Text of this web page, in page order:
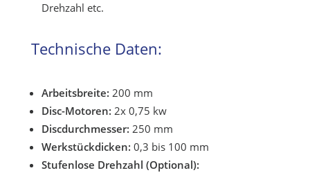
Drehzahl etc.
Technische Daten:
Arbeitsbreite: 200 mm
Disc-Motoren: 2x 0,75 kw
Discdurchmesser: 250 mm
Werkstückdicken: 0,3 bis 100 mm
Stufenlose Drehzahl (Optional):